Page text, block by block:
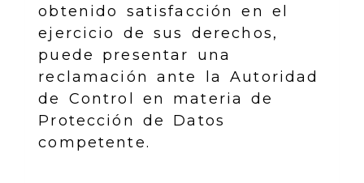
obtenido satisfacción en el
ejercicio de sus derechos,
puede presentar una
reclamación ante la Autoridad
de Control en materia de
Protección de Datos
competente.